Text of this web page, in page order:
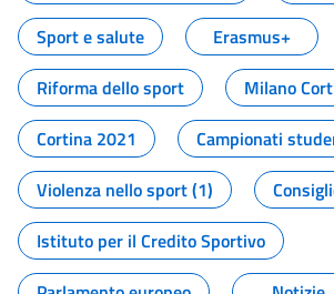
Sport e salute
Erasmus+
Riforma dello sport
Milano
Cortina 2021
Campionati
Violenza nello sport (1)
Istituto per il Credito Sportivo